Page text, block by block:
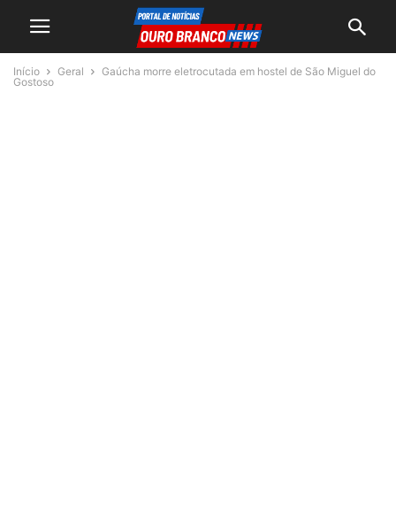
Início Geral
Gaúcha morre eletrocutada em hostel de São Miguel do
Gostoso